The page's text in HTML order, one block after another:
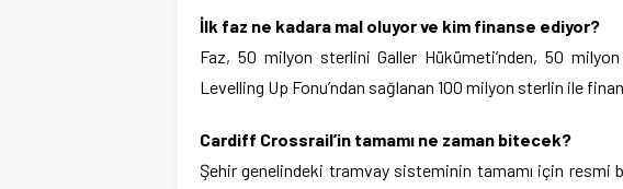
İlk faz ne kadara mal oluyor ve kim finanse ediyor?
Faz, 50 milyon sterlini Galler Hükümeti’nden, 50
Levelling Up Fonu’ndan sağlanan 100 milyon sterlin ile
Cardiff Crossrail’in tamamı ne zaman bitecek?
Şehir genelindeki tramvay sisteminin tamamı için resmi